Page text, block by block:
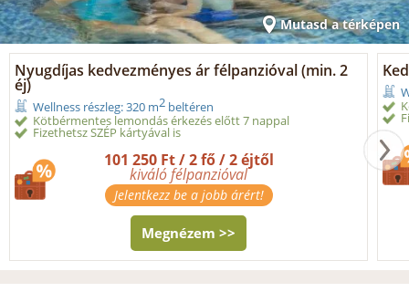
Mutasd a térképen
Nyugdíjas kedvezményes ár félpanzióval (min. 2
éj)
Wellness részleg: 320 m2 beltéren
Kötbérmentes lemondás érkezés előtt 7 nappal
Fizethetsz SZÉP kártyával is
101 250 Ft / 2 fő / 2 éjtől
kiváló félpanzióval
Jelentkezz be a jobb árért!
Megnézem >>